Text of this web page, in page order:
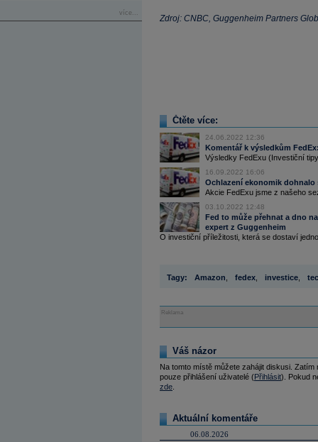
více...
Zdroj: CNBC, Guggenheim Partners
Čtěte více:
24.06.2022 12:36
Komentář k výsledkům
Výsledky FedExu (Investiční
16.09.2022 16:06
Ochlazení ekonomik dohnalo
Akcie FedExu jsme z našeho
03.10.2022 12:48
Fed to může přehnat a dno
expert z Guggenheim
O investiční příležitosti, která se dostaví
Tagy: Amazon fedex investice
Reklama
Váš názor
Na tomto místě můžete zahájit diskusi.
pouze přihlášení uživatelé (Přihlásit). Pokud
zde
Aktuální komentáře
06.08.2026